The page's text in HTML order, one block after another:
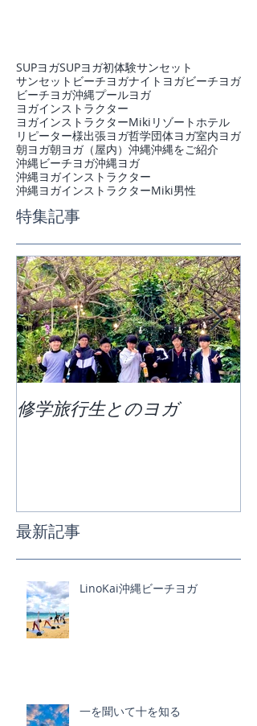
SUPヨガSUPヨガ初体験サンセット
サンセットビーチヨガナイトヨガビーチヨガ
ビーチヨガ沖縄プールヨガ
ヨガインストラクター
ヨガインストラクターMiki リゾートホテル
リピーター様出張ヨガ哲学団体ヨガ室内ヨガ
朝ヨガ朝ヨガ（屋内） 沖縄沖縄をご紹介
沖縄ビーチヨガ沖縄ヨガ
沖縄ヨガインストラクター
沖縄ヨガインストラクターMiki男性
特集記事
修学旅行生とのヨガ
最新記事
LinoKai沖縄ビーチヨガ
一を聞いて十を知る